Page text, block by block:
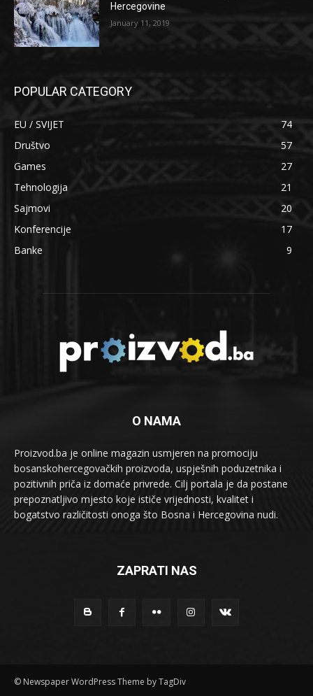
Hercegovine
January 11, 2019
POPULAR CATEGORY
EU / SVIJET
74
Društvo
57
Games
27
Tehnologija
21
Sajmovi
20
Konferencije
17
Banke
9
O NAMA
Proizvod.ba je online magazin usmjeren na promociju
bosanskohercegovačkih proizvoda, uspješnih poduzetnika i
pozitivnih priča iz domaće privrede. Cilj portala je da postane
prepoznatljivo mjesto koje ističe vrijednosti, kvalitet i
bogatstvo različitosti onoga što Bosna i Hercegovina nudi.
ZAPRATI NAS
© Newspaper WordPress Theme by TagDiv